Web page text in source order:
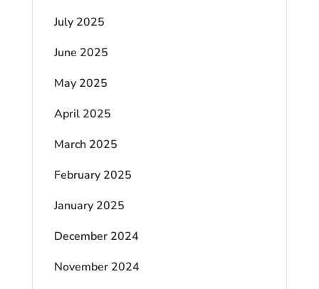
July 2025
June 2025
May 2025
April 2025
March 2025
February 2025
January 2025
December 2024
November 2024